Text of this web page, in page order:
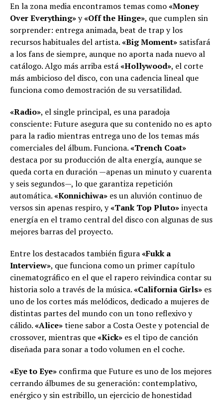
En la zona media encontramos temas como«Money
Over Everything»y«Off the Hinge», que cumplen sin
sorprender: entrega animada, beat de trap y los
recursos habituales del artista.«Big Moment» satisfará
a los fans de siempre, aunque no aporta nada nuevo al
catálogo. Algo más arriba está«Hollywood», el corte
más ambicioso del disco, con una cadencia lineal que
funciona como demostración de su versatilidad.
«Radio», el single principal, es una paradoja
consciente: Future asegura que su contenido no es apto
para la radio mientras entrega uno de los temas más
comerciales del álbum. Funciona.«Trench Coat»
destaca por su producción de alta energía, aunque se
queda corta en duración —apenas un minuto y cuarenta
y seis segundos—, lo que garantiza repetición
automática.«Konnichiwa» es un aluvión continuo de
versos sin apenas respiro, y«Tank Top Pluto»inyecta
energía en el tramo central del disco con algunas de sus
mejores barras del proyecto.
Entre los destacados también figura«Fukk a
Interview», que funciona como un primer capítulo
cinematográfico en el que el rapero reivindica contar su
historia solo a través de la música.«California Girls» es
uno de los cortes más melódicos, dedicado a mujeres de
distintas partes del mundo con un tono reflexivo y
cálido.«Alice»tiene sabor a Costa Oeste y potencial de
crossover, mientras que«Kick» es el tipo de canción
diseñada para sonar a todo volumen en el coche.
«Eye to Eye» confirma que Future es uno de los mejores
cerrando álbumes de su generación: contemplativo,
enérgico y sin estribillo, un ejercicio de honestidad